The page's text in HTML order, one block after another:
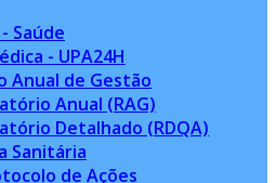
Saúde
- UPA24H
Anual de Gestão
Anual (RAG)
Detalhado (RDQA)
Sanitária
de Ações